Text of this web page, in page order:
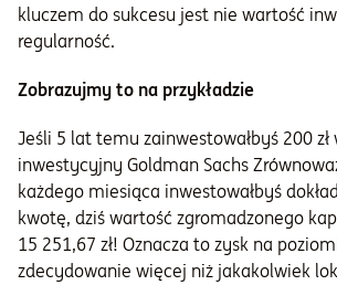
kluczem do sukcesu jest nie wartość
regularność.
Zobrazujmy to na przykładzie
Jeśli 5 lat temu zainwestowałbyś 200 zł
inwestycyjny Goldman Sachs
każdego miesiąca inwestowałbyś
kwotę, dziś wartość zgromadzonego
15 251,67 zł! Oznacza to zysk na
zdecydowanie więcej niż jakakolwiek